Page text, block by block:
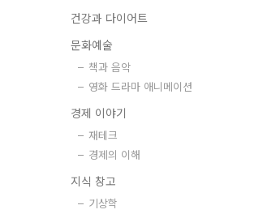
건강과 다이어트
문화예술
책과 음악
영화 드라마 애니메이션
경제 이야기
재테크
경제의 이해
지식 창고
기상학